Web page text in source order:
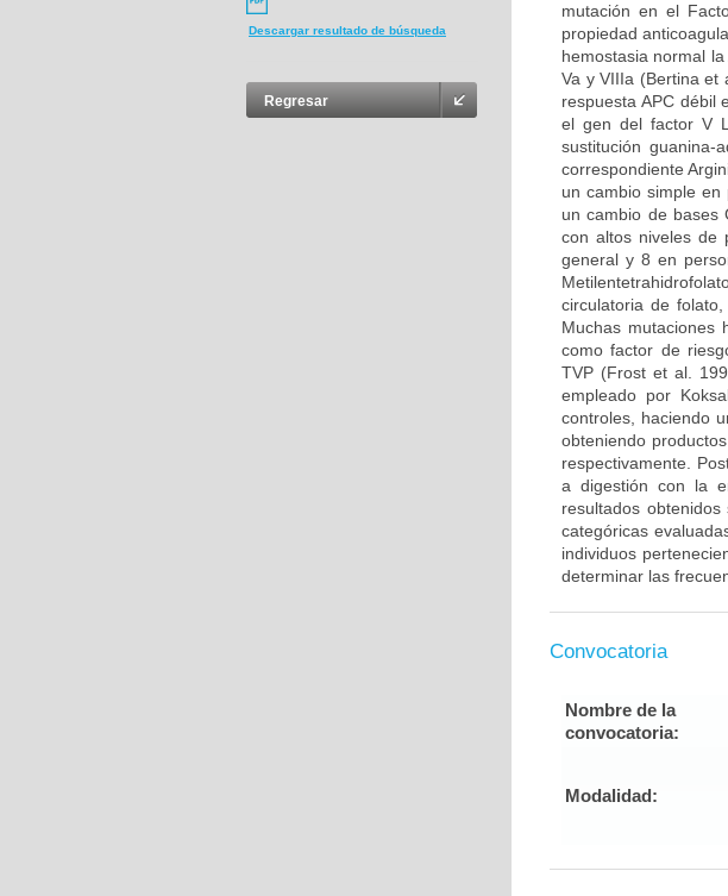
Descargar resultado de búsqueda
Regresar
mutación en el
propiedad
hemostasia normal
Va y VIIIa (Bertina et
respuesta APC débil
el gen del factor V
sustitución guanina-
correspondiente
un cambio simple en
un cambio de bases
con altos niveles de
general y 8 en
circulatoria de
Muchas mutaciones
como factor de
TVP (Frost et al.
empleado por
controles, haciendo
obteniendo
respectivamente.
a digestión con la
resultados
categóricas
individuos
determinar las
Convocatoria
Nombre de la
convocatoria:
Modalidad: